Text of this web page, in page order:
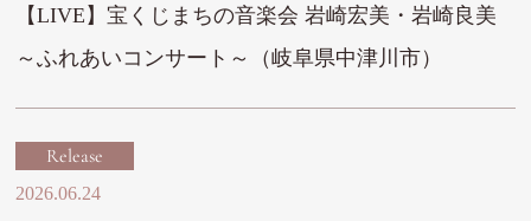
【LIVE】宝くじまちの音楽会 岩崎宏美・岩崎良美
～ふれあいコンサート～（岐阜県中津川市）
Release
2026.06.24